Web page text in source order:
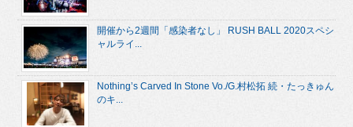
開催から2週間「感染者なし」 RUSH BALL 2020スペシ
ャルライ...
Nothing’s Carved In Stone Vo./G.村松拓 続・たっきゅん
のキ...